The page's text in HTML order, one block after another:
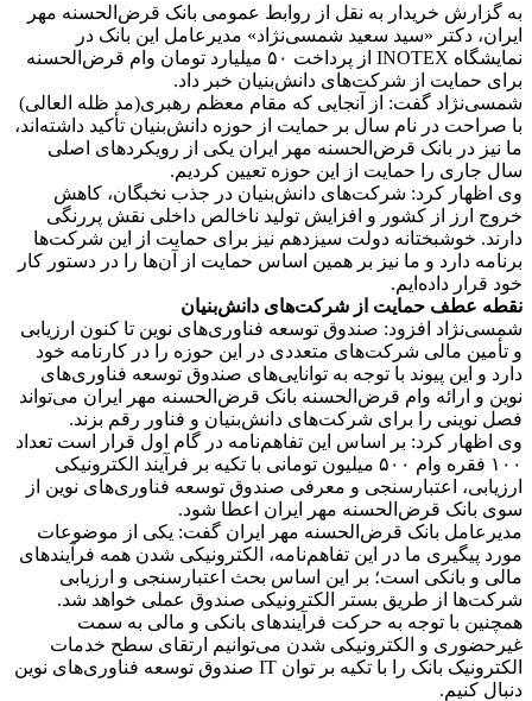
به گزارش خریدار به نقل از روابط عمومی بانک قرض‌الحسنه مهر
ایران، دکتر «سید سعید شمسی‌نژاد» مدیرعامل این بانک در
نمایشگاه INOTEX از پرداخت ۵۰ میلیارد تومان وام قرض‌الحسنه
برای حمایت از شرکت‌های دانش‌بنیان خبر داد.
شمسی‌نژاد گفت: از آنجایی که مقام معظم رهبری(مد ظله العالی)
با صراحت در نام سال بر حمایت از حوزه دانش‌بنیان تأکید داشته‌اند،
ما نیز در بانک قرض‌الحسنه مهر ایران یکی از رویکردهای اصلی
سال جاری را حمایت از این حوزه تعیین کردیم.
وی اظهار کرد: شرکت‌های دانش‌بنیان در جذب نخبگان، کاهش
خروج ارز از کشور و افزایش تولید ناخالص داخلی نقش پررنگی
دارند. خوشبختانه دولت سیزدهم نیز برای حمایت از این شرکت‌ها
برنامه دارد و ما نیز بر همین اساس حمایت از آن‌ها را در دستور کار
خود قرار داده‌ایم.
نقطه عطف حمایت از شرکت‌های دانش‌بنیان
شمسی‌نژاد افزود: صندوق توسعه فناوری‌های نوین تا کنون ارزیابی
و تأمین مالی شرکت‌‌های متعددی در این حوزه را در کارنامه خود
دارد و این پیوند با توجه به توانایی‌های صندوق توسعه فناوری‌های
نوین و ارائه وام قرض‌الحسنه بانک قرض‌الحسنه مهر ایران می‌تواند
فصل نوینی را برای شرکت‌های دانش‌بنیان و فناور رقم بزند.
وی اظهار کرد: بر اساس این تفاهم‌نامه در گام اول قرار است تعداد
۱۰۰ فقره وام ۵۰۰ میلیون تومانی با تکیه بر فرآیند الکترونیکی
ارزیابی، اعتبارسنجی و معرفی صندوق توسعه فناوری‌های نوین از
سوی بانک قرض‌الحسنه مهر ایران اعطا شود.
مدیرعامل بانک قرض‌الحسنه مهر ایران گفت: یکی از موضوعات
مورد پیگیری ما در این تفاهم‌نامه، الکترونیکی شدن همه فرآیندهای
مالی و بانکی است؛ بر این اساس بحث اعتبارسنجی و ارزیابی
شرکت‌ها از طریق بستر الکترونیکی صندوق عملی خواهد شد.
همچنین با توجه به حرکت فرآیندهای بانکی و مالی به سمت
غیرحضوری و الکترونیکی شدن می‌توانیم ارتقای سطح خدمات
الکترونیک بانک را با تکیه بر توان IT صندوق توسعه فناوری‌های نوین
دنبال کنیم.